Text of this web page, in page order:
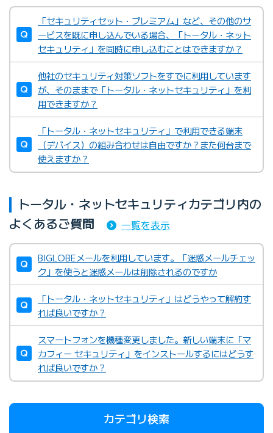
「セキュリティセット・プレミアム」など、その他のサ
ービスを既に申し込んでいる場合、「トータル・ネット
セキュリティ」を同時に申し込むことはできますか？
他社のセキュリティ対策ソフトをすでに利用しています
が、そのままで「トータル・ネットセキュリティ」を利
用できますか？
「トータル・ネットセキュリティ」で利用できる端末
（デバイス）の組み合わせは自由ですか？また何台まで
使えますか？
トータル・ネットセキュリティカテゴリ内の
よくあるご質問
一覧を表示
BIGLOBEメールを利用しています。「迷惑メールチェッ
ク」を使うと迷惑メールは削除されるのですか
「トータル・ネットセキュリティ」はどうやって解約す
れば良いですか？
スマートフォンを機種変更しました。新しい端末に「マ
カフィー セキュリティ」をインストールするにはどうす
れば良いですか？
カテゴリ検索